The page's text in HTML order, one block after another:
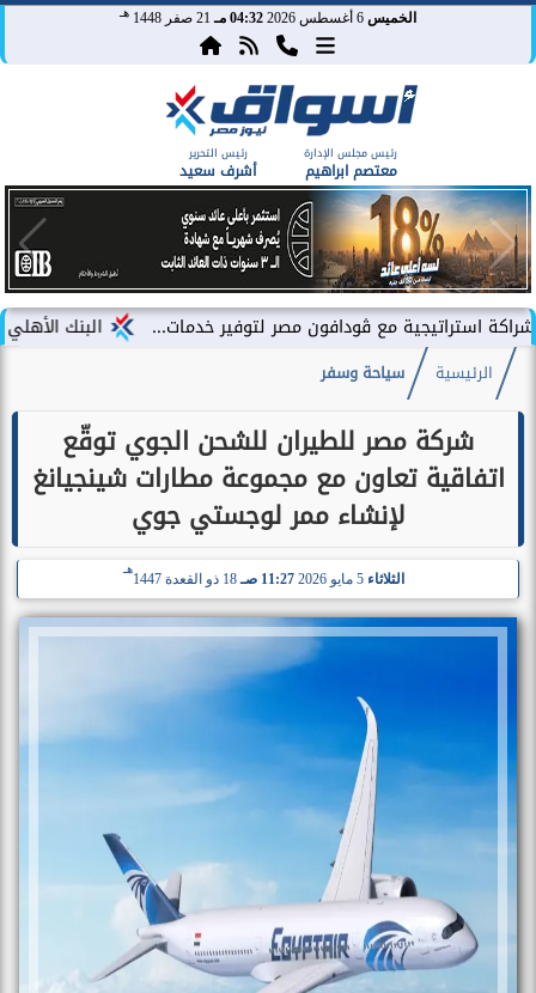
الخميس 04:32 مـ 21 صفر 1448 هـ
رئيس مجلس الإدارة
معتصم ابراهيم
رئيس التحرير
أشرف سعيد
البنك الأهلي الكويتي – مصر يحقق مع ڤودافون مصر لتوفير خدمات...
الرئيسية سياحة وسفر
شركة مصر للطيران للشحن الجوي توقّع
اتفاقية تعاون مع مجموعة مطارات شينجيانغ
لإنشاء ممر لوجستي جوي
الثلاثاء 5 مايو 2026 11:27 صـ 18 ذو القعدة 1447
هـ